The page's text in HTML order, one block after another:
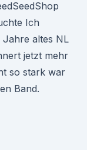
Ich
Jahre altes NL
jetzt mehr
so stark war
Band.